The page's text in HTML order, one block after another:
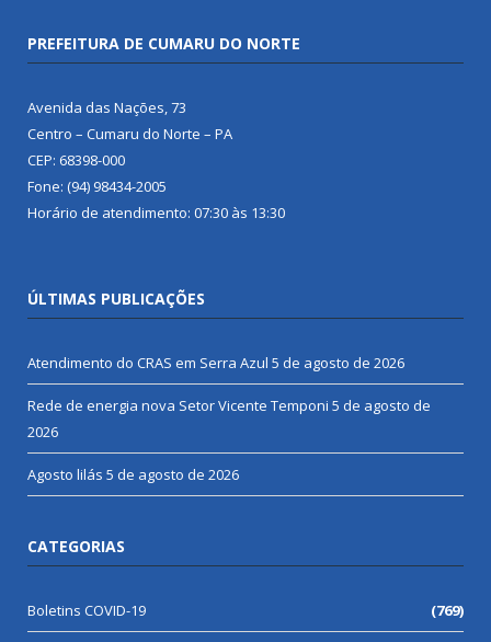
PREFEITURA DE CUMARU DO NORTE
Avenida das Nações, 73
Centro – Cumaru do Norte – PA
CEP: 68398-000
Fone: (94) 98434-2005
Horário de atendimento: 07:30 às 13:30
ÚLTIMAS PUBLICAÇÕES
Atendimento do CRAS em Serra Azul 5 de agosto de 2026
Rede de energia nova Setor Vicente Temponi 5 de agosto de
2026
Agosto lilás 5 de agosto de 2026
CATEGORIAS
Boletins COVID-19 (769)